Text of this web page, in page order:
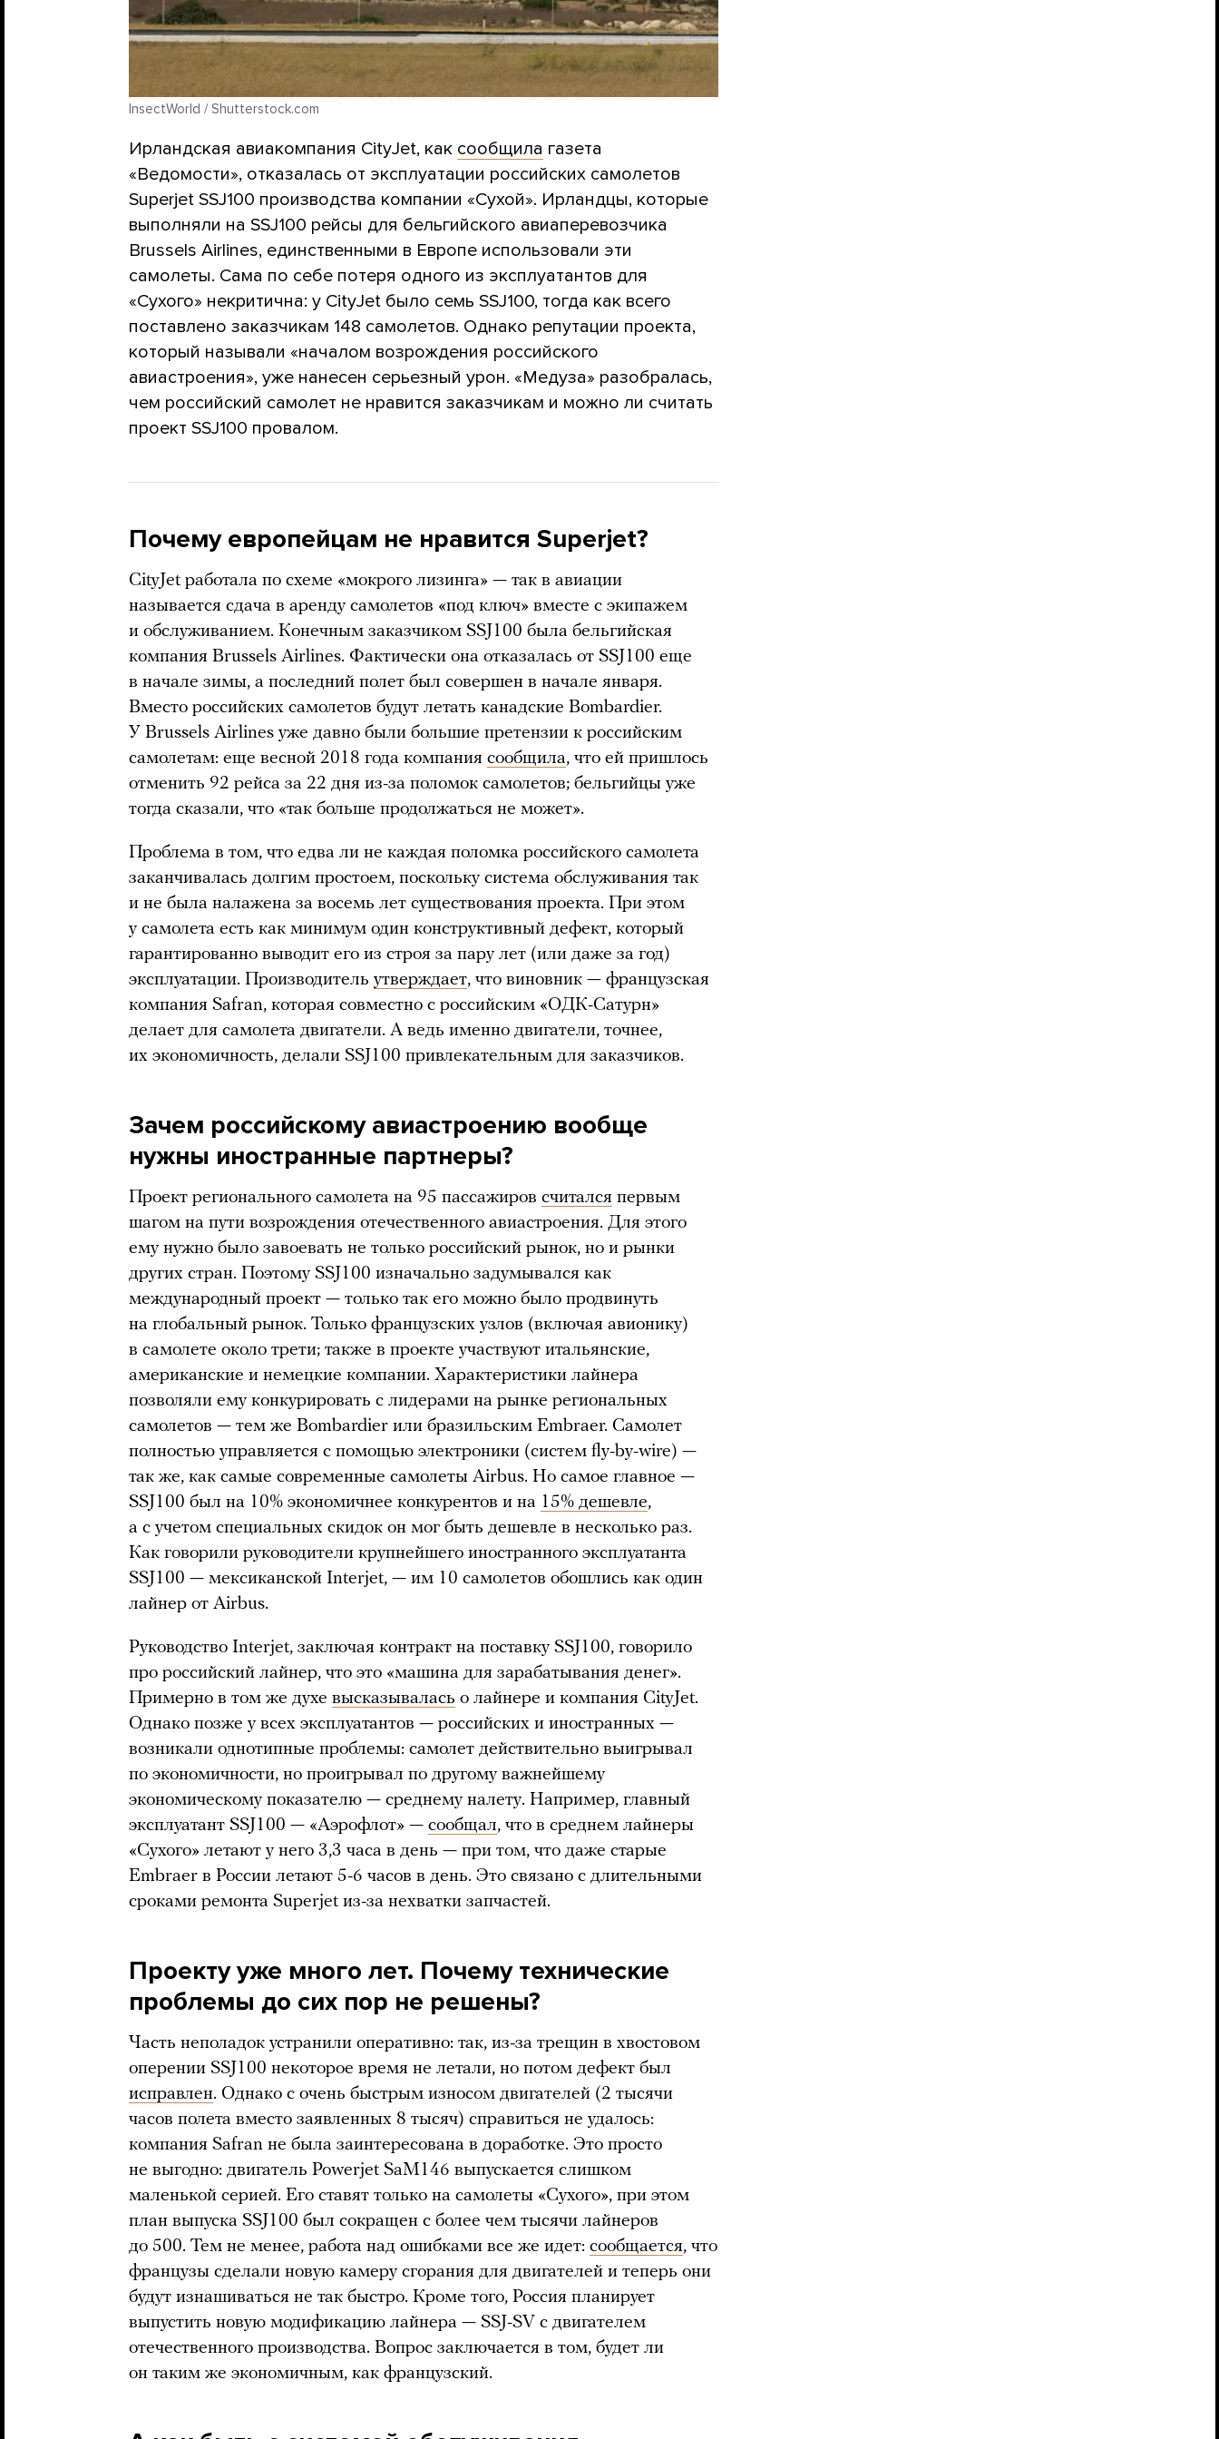
InsectWorld / Shutterstock.com
Ирландская авиакомпания CityJet, как сообщила газета
«Ведомости», отказалась от эксплуатации российских самолетов
Superjet SSJ100 производства компании «Сухой». Ирландцы, которые
выполняли на SSJ100 рейсы для бельгийского авиаперевозчика
Brussels Airlines, единственными в Европе использовали эти
самолеты. Сама по себе потеря одного из эксплуатантов для
«Сухого» некритична: у CityJet было семь SSJ100, тогда как всего
поставлено заказчикам 148 самолетов. Однако репутации проекта,
который называли «началом возрождения российского
авиастроения», уже нанесен серьезный урон. «Медуза» разобралась,
чем российский самолет не нравится заказчикам и можно ли считать
проект SSJ100 провалом.
Почему европейцам не нравится Superjet?
CityJet работала по схеме «мокрого лизинга» — так в авиации
называется сдача в аренду самолетов «под ключ» вместе с экипажем
и обслуживанием. Конечным заказчиком SSJ100 была бельгийская
компания Brussels Airlines. Фактически она отказалась от SSJ100 еще
в начале зимы, а последний полет был совершен в начале января.
Вместо российских самолетов будут летать канадские Bombardier.
У Brussels Airlines уже давно были большие претензии к российским
самолетам: еще весной 2018 года компания сообщила, что ей пришлось
отменить 92 рейса за 22 дня из-за поломок самолетов; бельгийцы уже
тогда сказали, что «так больше продолжаться не может».
Проблема в том, что едва ли не каждая поломка российского самолета
заканчивалась долгим простоем, поскольку система обслуживания так
и не была налажена за восемь лет существования проекта. При этом
у самолета есть как минимум один конструктивный дефект, который
гарантированно выводит его из строя за пару лет (или даже за год)
эксплуатации. Производитель утверждает, что виновник — французская
компания Safran, которая совместно с российским «ОДК-Сатурн»
делает для самолета двигатели. А ведь именно двигатели, точнее,
их экономичность, делали SSJ100 привлекательным для заказчиков.
Зачем российскому авиастроению вообще
нужны иностранные партнеры?
Проект регионального самолета на 95 пассажиров считался первым
шагом на пути возрождения отечественного авиастроения. Для этого
ему нужно было завоевать не только российский рынок, но и рынки
других стран. Поэтому SSJ100 изначально задумывался как
международный проект — только так его можно было продвинуть
на глобальный рынок. Только французских узлов (включая авионику)
в самолете около трети; также в проекте участвуют итальянские,
американские и немецкие компании. Характеристики лайнера
позволяли ему конкурировать с лидерами на рынке региональных
самолетов — тем же Bombardier или бразильским Embraеr. Самолет
полностью управляется с помощью электроники (систем fly-by-wire) —
так же, как самые современные самолеты Airbus. Но самое главное —
SSJ100 был на 10% экономичнее конкурентов и на 15% дешевле,
а с учетом специальных скидок он мог быть дешевле в несколько раз.
Как говорили руководители крупнейшего иностранного эксплуатанта
SSJ100 — мексиканской Interjet, — им 10 самолетов обошлись как один
лайнер от Airbus.
Руководство Interjet, заключая контракт на поставку SSJ100, говорило
про российский лайнер, что это «машина для зарабатывания денег».
Примерно в том же духе высказывалась о лайнере и компания CityJet.
Однако позже у всех эксплуатантов — российских и иностранных —
возникали однотипные проблемы: самолет действительно выигрывал
по экономичности, но проигрывал по другому важнейшему
экономическому показателю — среднему налету. Например, главный
эксплуатант SSJ100 — «Аэрофлот» — сообщал, что в среднем лайнеры
«Сухого» летают у него 3,3 часа в день — при том, что даже старые
Embraer в России летают 5-6 часов в день. Это связано с длительными
сроками ремонта Superjet из-за нехватки запчастей.
Проекту уже много лет. Почему технические
проблемы до сих пор не решены?
Часть неполадок устранили оперативно: так, из-за трещин в хвостовом
оперении SSJ100 некоторое время не летали, но потом дефект был
исправлен. Однако с очень быстрым износом двигателей (2 тысячи
часов полета вместо заявленных 8 тысяч) справиться не удалось:
компания Safran не была заинтересована в доработке. Это просто
не выгодно: двигатель Powerjet SaM146 выпускается слишком
маленькой серией. Его ставят только на самолеты «Сухого», при этом
план выпуска SSJ100 был сокращен с более чем тысячи лайнеров
до 500. Тем не менее, работа над ошибками все же идет: сообщается, что
французы сделали новую камеру сгорания для двигателей и теперь они
будут изнашиваться не так быстро. Кроме того, Россия планирует
выпустить новую модификацию лайнера — SSJ-SV c двигателем
отечественного производства. Вопрос заключается в том, будет ли
он таким же экономичным, как французский.